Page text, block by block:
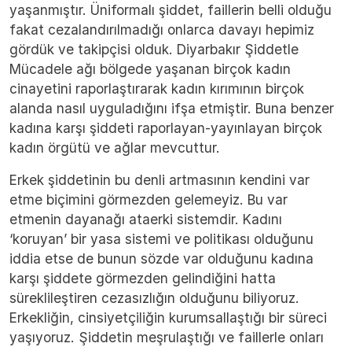
yaşanmıştır. Üniformalı şiddet, faillerin belli olduğu
fakat cezalandırılmadığı onlarca davayı hepimiz
gördük ve takipçisi olduk. Diyarbakır Şiddetle
Mücadele ağı bölgede yaşanan birçok kadın
cinayetini raporlaştırarak kadın kırımının birçok
alanda nasıl uyguladığını ifşa etmiştir. Buna benzer
kadına karşı şiddeti raporlayan-yayınlayan birçok
kadın örgütü ve ağlar mevcuttur.
Erkek şiddetinin bu denli artmasının kendini var
etme biçimini görmezden gelemeyiz. Bu var
etmenin dayanağı ataerki sistemdir. Kadını
‘koruyan’ bir yasa sistemi ve politikası olduğunu
iddia etse de bunun sözde var olduğunu kadına
karşı şiddete görmezden gelindiğini hatta
süreklileştiren cezasızlığın olduğunu biliyoruz.
Erkekliğin, cinsiyetçiliğin kurumsallaştığı bir süreci
yaşıyoruz. Şiddetin meşrulaştığı ve faillerle onları